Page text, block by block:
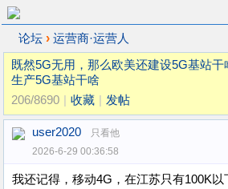
论坛 › 运营商·运营人
既然5G无用，那么欧美还建设5G基站
生产5G基站干啥
206/8690
收藏 发帖
user2020
只看他
2026-6-29 00:36:58
我还记得，移动4G，在江苏只有100K以